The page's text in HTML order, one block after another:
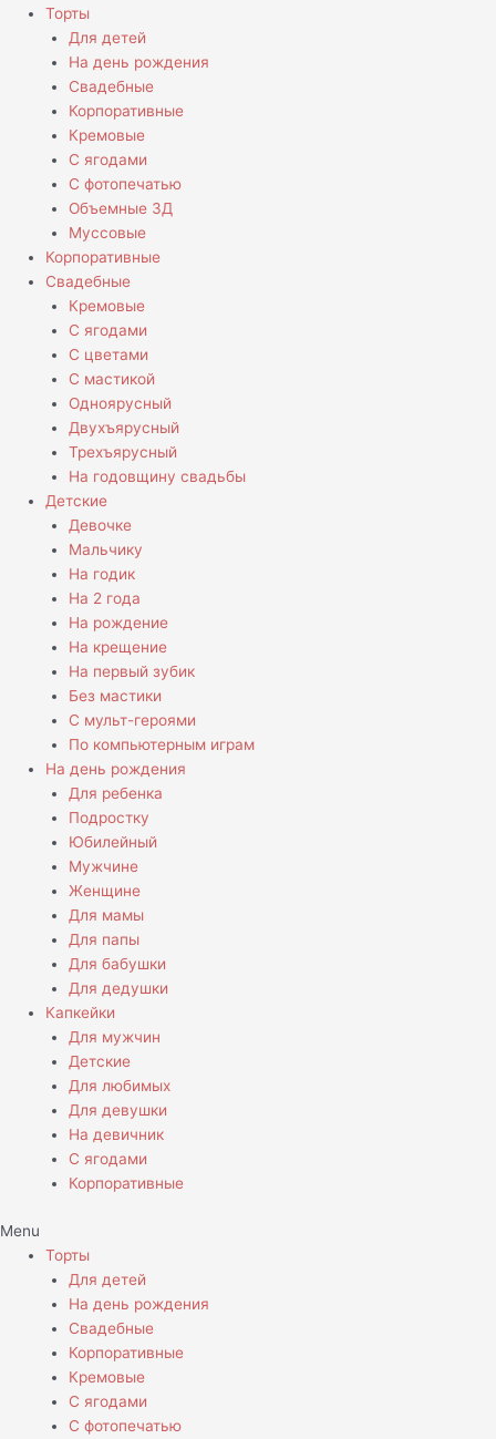
Торты
Для детей
На день рождения
Свадебные
Корпоративные
Кремовые
С ягодами
С фотопечатью
Объемные 3Д
Муссовые
Корпоративные
Свадебные
Кремовые
С ягодами
С цветами
С мастикой
Одноярусный
Двухъярусный
Трехъярусный
На годовщину свадьбы
Детские
Девочке
Мальчику
На годик
На 2 года
На рождение
На крещение
На первый зубик
Без мастики
С мульт-героями
По компьютерным играм
На день рождения
Для ребенка
Подростку
Юбилейный
Мужчине
Женщине
Для мамы
Для папы
Для бабушки
Для дедушки
Капкейки
Для мужчин
Детские
Для любимых
Для девушки
На девичник
С ягодами
Корпоративные
Menu
Торты
Для детей
На день рождения
Свадебные
Корпоративные
Кремовые
С ягодами
С фотопечатью